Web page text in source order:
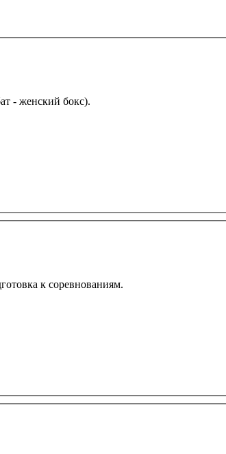
- женский бокс).
к соревнованиям.